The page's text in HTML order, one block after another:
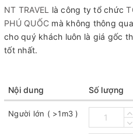
NT TRAVEL
là công ty tổ chức
PHÚ QUỐC mà không thông
cho quý khách luôn là giá gốc
tốt nhất.
Nội dung Số lượng
Người lớn ( >1m3 )